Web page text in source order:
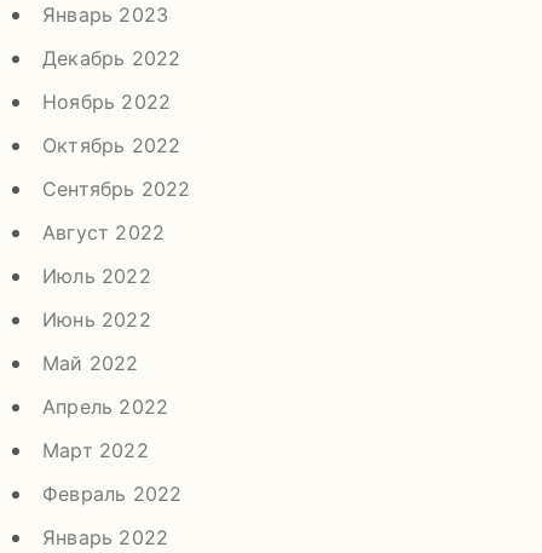
Январь 2023
Декабрь 2022
Ноябрь 2022
Октябрь 2022
Сентябрь 2022
Август 2022
Июль 2022
Июнь 2022
Май 2022
Апрель 2022
Март 2022
Февраль 2022
Январь 2022